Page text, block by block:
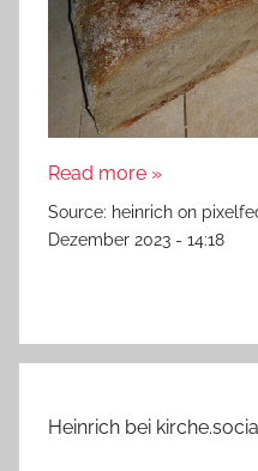
Read more »
Source: heinrich on
Dezember 2023 - 14:18
Heinrich bei